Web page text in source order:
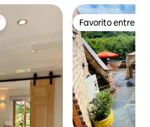
Favorito entre
Favorito entre